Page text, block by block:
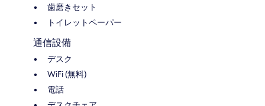
歯磨きセット
トイレットペーパー
通信設備
デスク
WiFi (無料)
電話